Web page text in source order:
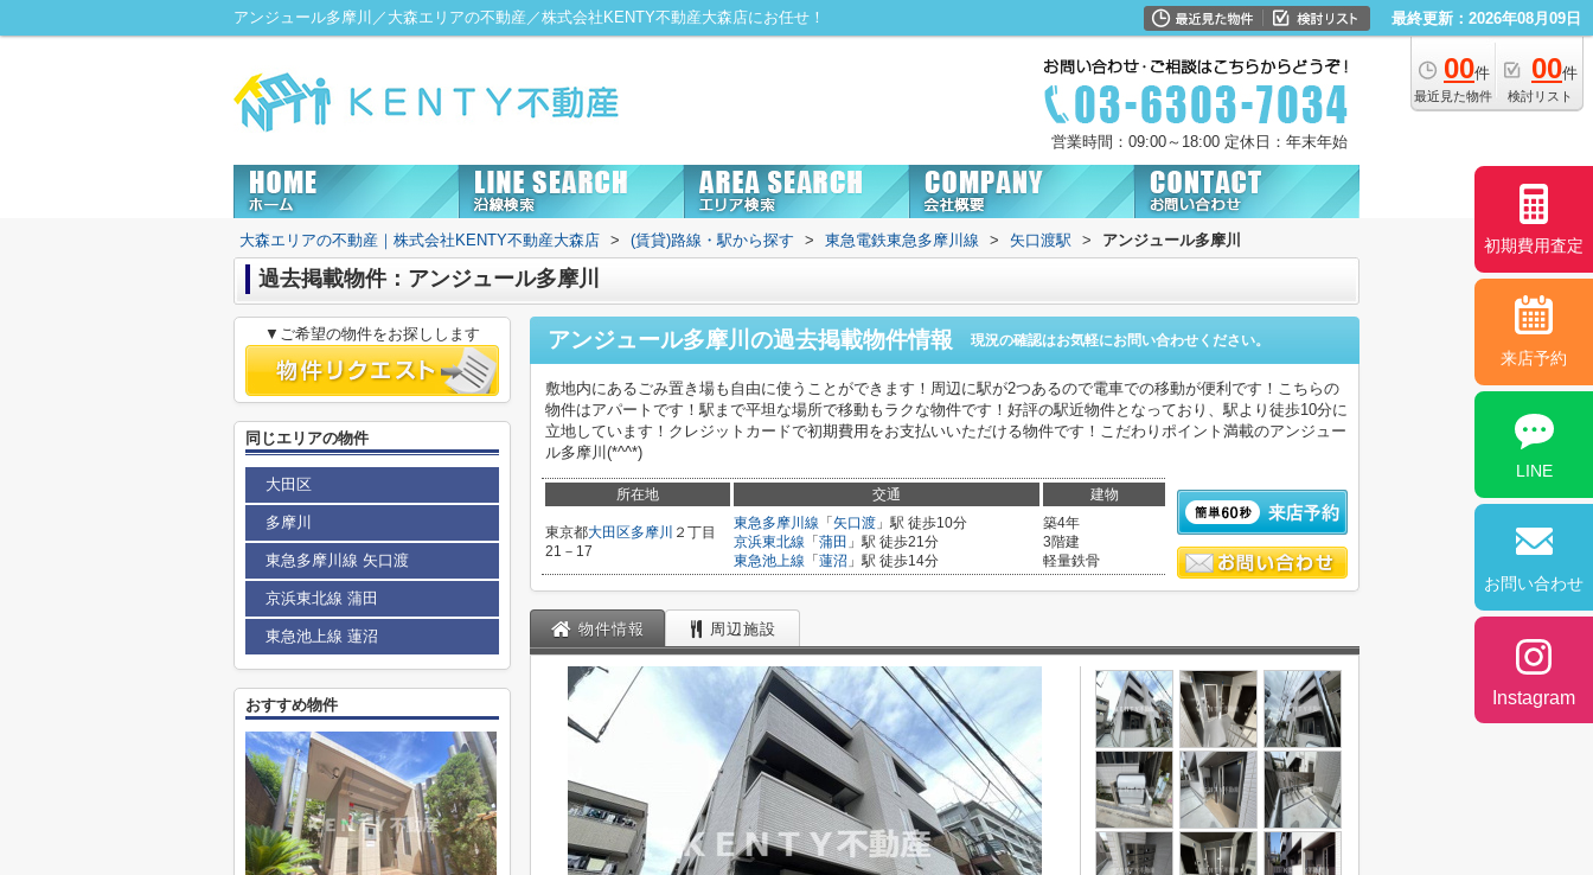
アンジュール多摩川／大森エリアの不動産／株式会社KENTY不動産大森店にお任せ！ 最終更新：2026年08月09日
00件
最近見た物件
00件
検討リスト
営業時間：09:00～18:00 定休日：年末年始
大森エリアの不動産｜株式会社KENTY不動産大森店 > (賃貸)路線・駅から探す > 東急電鉄東急多摩川線 > 矢口渡駅 > アンジュール多摩川
過去掲載物件：アンジュール多摩川
アンジュール多摩川 の過去掲載物件情報 現況の確認はお気軽にお問い合わせください。
敷地内にあるごみ置き場も自由に使うことができます！周辺に駅が2つあるので電車での移動が便利です！こちらの
物件はアパートです！駅まで平坦な場所で移動もラクな物件です！好評の駅近物件となっており、駅より徒歩10分に
立地しています！クレジットカードで初期費用をお支払いいただける物件です！こだわりポイント満載のアンジュー
ル多摩川(*^^*)
所在地 交通 建物
東京都大田区多摩川 ２丁目
21－17
東急多摩川線 「 矢口渡 」駅 徒歩10分
京浜東北線 「 蒲田 」駅 徒歩21分
東急池上線 「 蓮沼 」駅 徒歩14分
築4年
3階建
軽量鉄骨
物件情報 周辺施設
▼ご希望の物件をお探しします
同じエリアの物件
大田区
多摩川
東急多摩川線 矢口渡
京浜東北線 蒲田
東急池上線 蓮沼
おすすめ物件
初期費用査定
来店予約
LINE
お問い合わせ
Instagram